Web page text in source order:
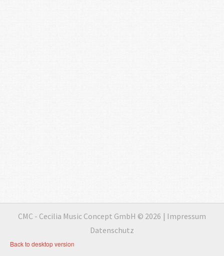
CMC - Cecilia Music Concept GmbH © 2026
Impressum
Datenschutz
Back to desktop version